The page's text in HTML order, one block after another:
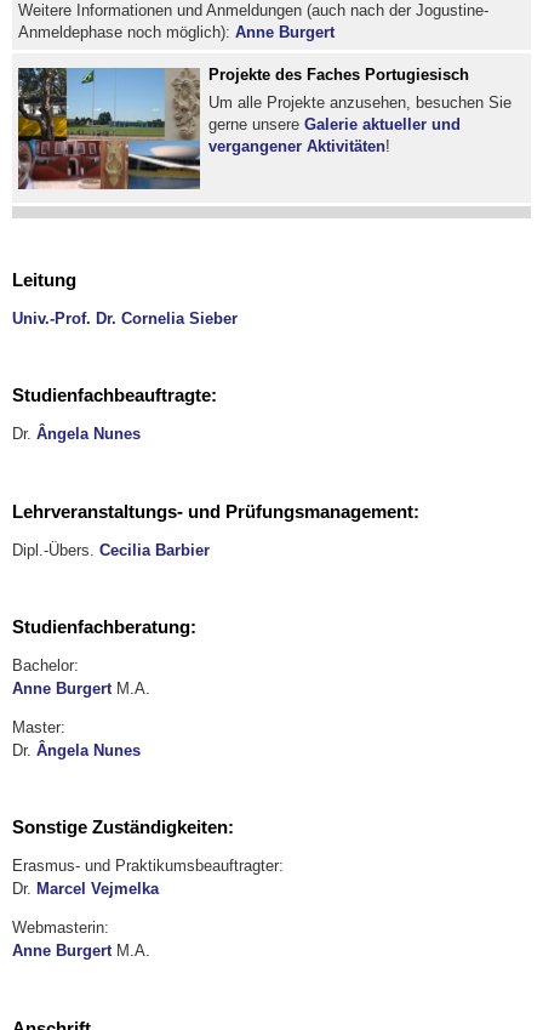
Weitere Informationen und Anmeldungen (auch nach der Jogustine-
Anmeldephase noch möglich):Anne Burgert
Projekte des Faches Portugiesisch
Um alle Projekte anzusehen, besuchen Sie
gerne unsere Galerie aktueller und
vergangener Aktivitäten!
Leitung
Univ.-Prof. Dr. Cornelia Sieber
Studienfachbeauftragte:
Dr. Ângela Nunes
Lehrveranstaltungs- und Prüfungsmanagement:
Dipl.-Übers. Cecilia Barbier
Studienfachberatung:
Bachelor:
Anne BurgertM.A.
Master:
Dr. Ângela Nunes
Sonstige Zuständigkeiten:
Erasmus- und Praktikumsbeauftragter:
Dr. Marcel Vejmelka
Webmasterin:
Anne BurgertM.A.